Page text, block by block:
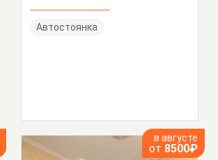
Автостоянка
в августе
от 8500₽